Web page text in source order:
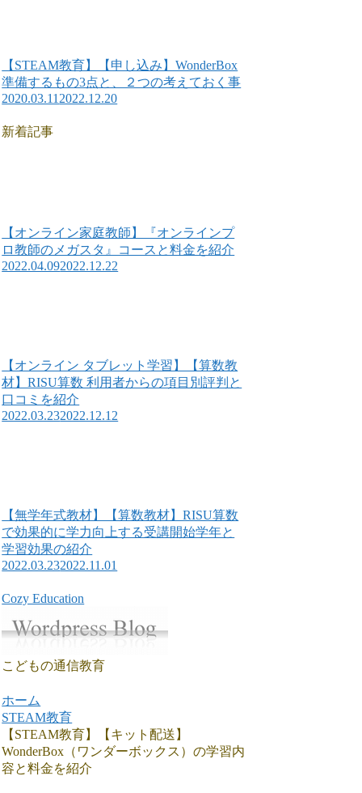
【STEAM教育】【申し込み】WonderBox
準備するもの3点と、２つの考えておく事
2020.03.11 2022.12.20
新着記事
【オンライン家庭教師】『オンラインプ
ロ教師のメガスタ』コースと料金を紹介
2022.04.092022.12.22
【オンライン タブレット学習】【算数教
材】RISU算数 利用者からの項目別評判と
口コミを紹介
2022.03.232022.12.12
【無学年式教材】【算数教材】RISU算数
で効果的に学力向上する受講開始学年と
学習効果の紹介
2022.03.232022.11.01
Cozy Education
こどもの通信教育
ホーム
STEAM教育
【STEAM教育】【キット配送】
WonderBox（ワンダーボックス）の学習内
容と料金を紹介